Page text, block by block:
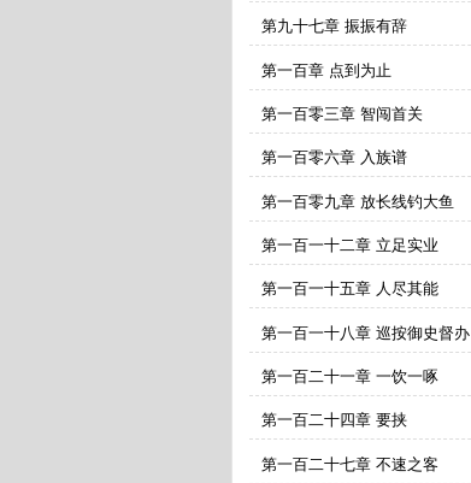
第九十七章 振振有辞
第一百章 点到为止
第一百零三章 智闯首关
第一百零六章 入族谱
第一百零九章 放长线钓大鱼
第一百一十二章 立足实业
第一百一十五章 人尽其能
第一百一十八章 巡按御史督办
第一百二十一章 一饮一啄
第一百二十四章 要挟
第一百二十七章 不速之客